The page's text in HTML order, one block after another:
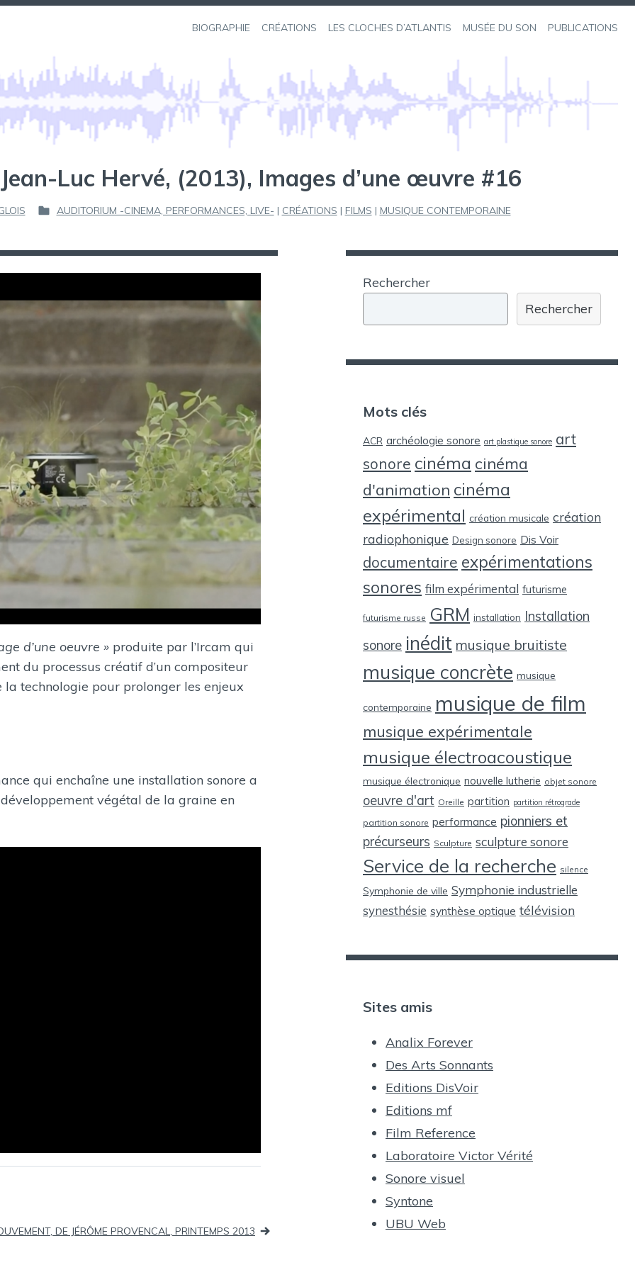
BIOGRAPHIE CRÉATIONS LES CLOCHES D’ATLANTIS MUSÉE DU SON PUBLICATIONS
Luc Hervé, (2013), Images d’une œuvre #16
P
B
AUDITORIUM -CINEMA, PERFORMANCES, LIVE- | CRÉATIONS | FILMS | MUSIQUE CONTEMPORAINE
d’une oeuvre » produite par l’Ircam qui
du processus créatif d’un compositeur
la technologie pour prolonger les enjeux
qui enchaîne une installation sonore a
végétal de la graine en
DE JÉRÔME PROVENCAL, PRINTEMPS 2013
Rechercher
Rechercher
Mots clés
ACR archéologie sonore art plastique sonore art
sonore cinéma cinéma
d'animation cinéma
expérimental création musicale création
radiophonique Design sonore Dis Voir
documentaire expérimentations
sonores film expérimental futurisme
futurisme russe GRM installation Installation
sonore inédit musique bruitiste
musique concrète musique
contemporaine musique de film
musique expérimentale
musique électroacoustique
musique électronique nouvelle lutherie objet sonore
oeuvre d'art Oreille partition partition rétrograde
partition sonore performance pionniers et
précurseurs Sculpture sculpture sonore
Service de la recherche silence
Symphonie de ville Symphonie industrielle
synesthésie synthèse optique télévision
Sites amis
Analix Forever
Des Arts Sonnants
Editions DisVoir
Editions mf
Film Reference
Laboratoire Victor Vérité
Sonore visuel
Syntone
UBU Web